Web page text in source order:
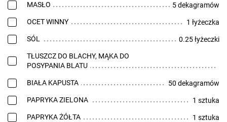
MASŁO 5 dekagramów
OCET WINNY 1 łyżeczka
SÓL 0.25 łyżeczki
TŁUSZCZ DO BLACHY, MĄKA DO
POSYPANIA BLATU
BIAŁA KAPUSTA 50 dekagramów
PAPRYKA ZIELONA 1 sztuka
PAPRYKA ŻÓŁTA 1 sztuka